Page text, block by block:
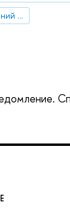
Центр психометрики и измерений в образовании